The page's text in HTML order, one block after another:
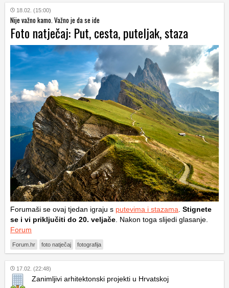
18.02. (15:00)
Nije važno kamo. Važno je da se ide
Foto natječaj: Put, cesta, puteljak, staza
Forumaši se ovaj tjedan igraju s putevima i stazama. Stignete
se i vi priključiti do 20. veljače. Nakon toga slijedi glasanje.
Forum
Forum.hr foto natječaj fotografija
17.02. (22:48)
Zanimljivi arhitektonski projekti u Hrvatskoj